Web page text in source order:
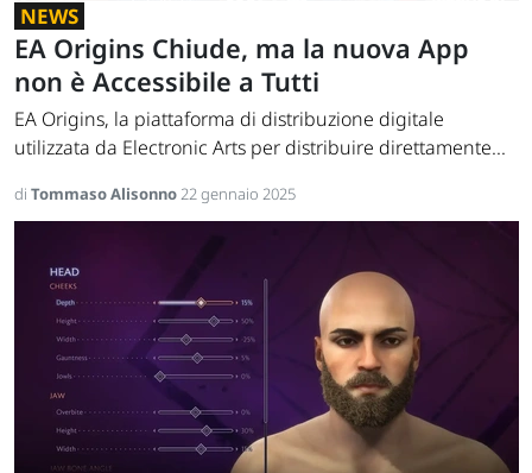
NEWS
EA Origins Chiude, ma la nuova App
non è Accessibile a Tutti
EA Origins, la piattaforma di distribuzione digitale
utilizzata da Electronic Arts per distribuire direttamente...
di Tommaso Alisonno22 gennaio 2025